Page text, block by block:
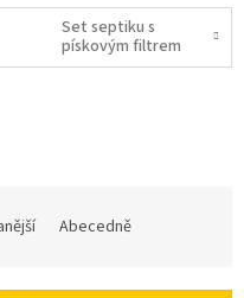
Set septiku s
pískovým filtrem
Abecedně